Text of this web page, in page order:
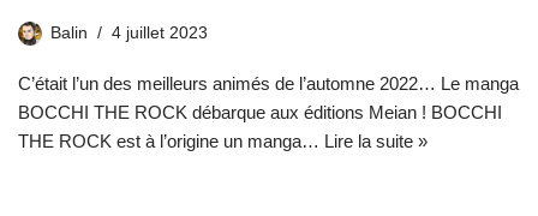
Balin 4 juillet 2023
C’était l’un des meilleurs animés de l’automne 2022… Le manga
BOCCHI THE ROCK débarque aux éditions Meian ! BOCCHI
THE ROCK est à l’origine un manga… Lire la suite »